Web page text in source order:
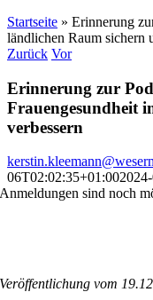
Startseite » Erinnerung
ländlichen Raum sichern
Zurück Vor
Erinnerung zur
Frauengesundheit
verbessern
06T02:02:35+01:00
Anmeldungen sind noch
Veröffentlichung vom